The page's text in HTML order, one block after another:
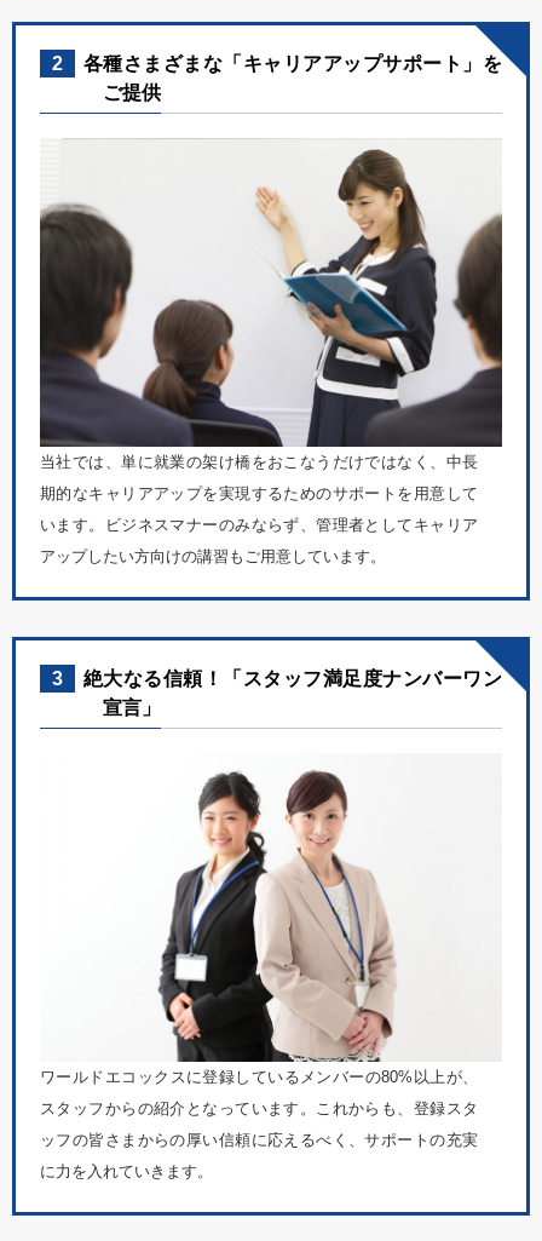
2
各種さまざまな「キャリアアップサポート」を
ご提供
当社では、単に就業の架け橋をおこなうだけではなく、中長
期的なキャリアアップを実現するためのサポートを用意して
います。ビジネスマナーのみならず、管理者としてキャリア
アップしたい方向けの講習もご用意しています。
3
絶大なる信頼！「スタッフ満足度ナンバーワン
宣言」
ワールドエコックスに登録しているメンバーの80%以上が、
スタッフからの紹介となっています。これからも、登録スタ
ッフの皆さまからの厚い信頼に応えるべく、サポートの充実
に力を入れていきます。